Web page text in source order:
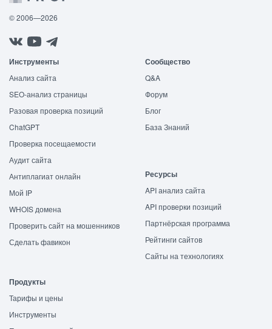
© 2006—2026
Инструменты
Анализ сайта
SEO-анализ страницы
Разовая проверка позиций
ChatGPT
Проверка посещаемости
Аудит сайта
Антиплагиат онлайн
Мой IP
WHOIS домена
Проверить сайт на мошенников
Сделать фавикон
Сообщество
Q&A
Форум
Блог
База Знаний
Ресурсы
API анализ сайта
API проверки позиций
Партнёрская программа
Рейтинги сайтов
Сайты на технологиях
Продукты
Тарифы и цены
Инструменты